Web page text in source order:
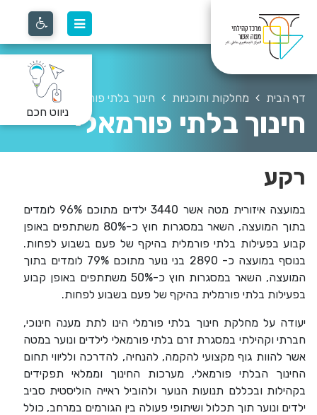
ניווט חכם
דף הבית מחלקות ותוכניות חינוך בלתי פורמאלי
חינוך בלתי פורמאלי
רקע
במועצה איזורית מטה אשר 3440 ילדים מתוכם 96% לומדים
בתוך המועצה, השאר במסגרות חוץ כ-80% משתתפים באופן
קבוע בפעילות בלתי פורמלית בהיקף של פעם בשבוע לפחות.
בנוסף במועצה כ- 2890 בני נוער מתוכם 79% לומדים בתוך
המועצה, השאר במסגרות חוץ כ-50% משתתפים באופן קבוע
בפעילות בלתי פורמלית בהיקף של פעם בשבוע לפחות.
יעודה על מחלקת חינוך בלתי פורמלי הינו לתת מענה חינוכי,
חברתי וקהילתי במסגרת זרם בלתי פורמאלי לילדים ונוער במטה
אשר להוות גוף מקצועי להקמה, להנחיה, להדרכה ולליווי תחום
החינוך הבלתי פורמאלי, מערכות החינוך וממלאי תפקידים
בקהילות ובכללם תנועות הנוער ולהוביל ראייה הוליסטית סביב
ילדים ונוער תוך תכלול ושיתופי פעולה בין הגורמים במרחב, כולל